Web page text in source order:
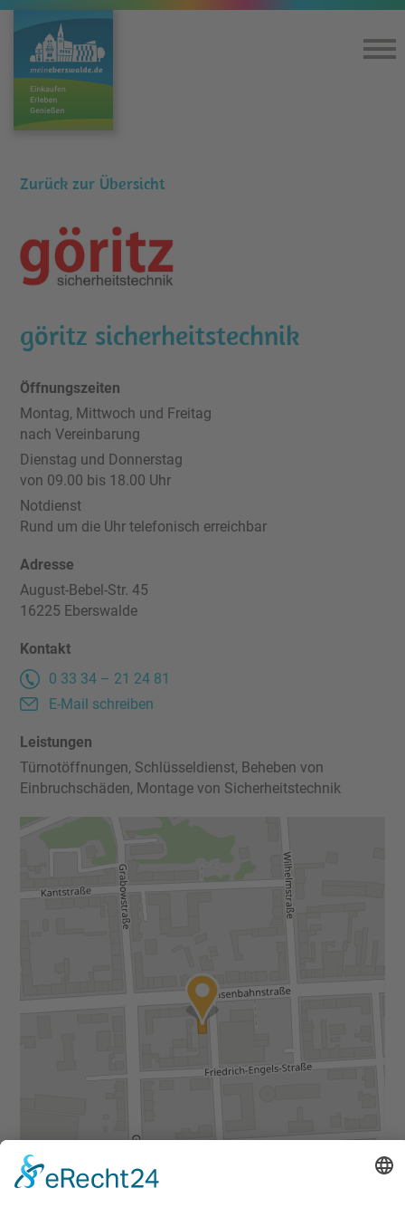
Home
Einkaufen & Genießen
Lageplan
360°-Rundgang
Kultur
Service
Kontakt
Impressum
Zurück zur Übersicht
göritz sicherheitstechnik
Öffnungszeiten
Montag, Mittwoch und Freitag
nach Vereinbarung
Dienstag und Donnerstag
von 09.00 bis 18.00 Uhr
Notdienst
Rund um die Uhr telefonisch erreichbar
Adresse
August-Bebel-Str. 45
16225 Eberswalde
Kontakt
0 33 34 – 21 24 81
E-Mail schreiben
Leistungen
Türnotöffnungen, Schlüsseldienst, Beheben von
Einbruchschäden, Montage von Sicherheitstechnik